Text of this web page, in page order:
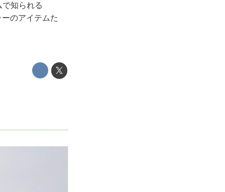
知られる
のアイテムた